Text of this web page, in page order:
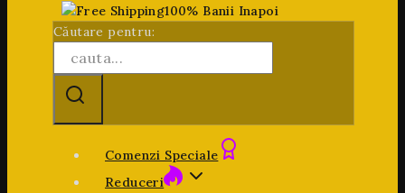
100% Banii Inapoi
Căutare pentru:
Comenzi Speciale
Reduceri